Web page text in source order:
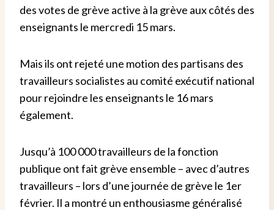
des votes de grève active à la grève aux côtés des
enseignants le mercredi 15 mars.
Mais ils ont rejeté une motion des partisans des
travailleurs socialistes au comité exécutif national
pour rejoindre les enseignants le 16 mars
également.
Jusqu’à 100 000 travailleurs de la fonction
publique ont fait grève ensemble – avec d’autres
travailleurs – lors d’une journée de grève le 1er
février. Il a montré un enthousiasme généralisé